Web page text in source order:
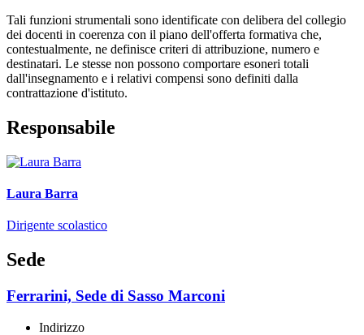
Tali funzioni strumentali sono identificate con delibera del collegio
dei docenti in coerenza con il piano dell'offerta formativa che,
contestualmente, ne definisce criteri di attribuzione, numero e
destinatari. Le stesse non possono comportare esoneri totali
dall'insegnamento e i relativi compensi sono definiti dalla
contrattazione d'istituto.
Responsabile
Laura Barra
Dirigente scolastico
Sede
Ferrarini, Sede di Sasso Marconi
Indirizzo